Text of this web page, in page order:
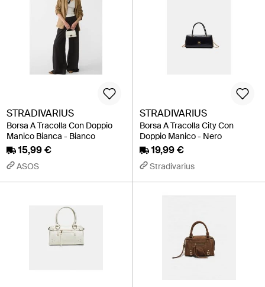
STRADIVARIUS
Borsa A Tracolla Con Doppio
Manico Bianca - Bianco
15,99 €
ASOS
STRADIVARIUS
Borsa A Tracolla City Con
Doppio Manico - Nero
19,99 €
Stradivarius